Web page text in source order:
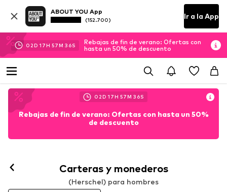
ABOUT YOU App
(152.700) Ir a la App
02D 17H 57M 35S
Rebajas de fin de verano: Ofertas con
hasta un 50% de descuento
02D 17H 57M 35S
Rebajas de fin de verano: Ofertas con hasta un 50%
de descuento
Carteras y monederos
(Herschel) para hombres